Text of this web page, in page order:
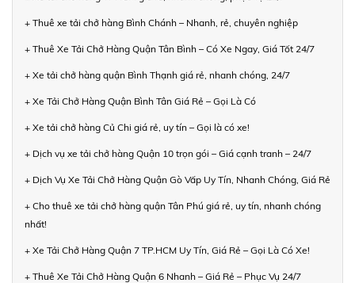
+ Thuê xe tải chở hàng Bình Chánh – Nhanh, rẻ, chuyên nghiệp
+ Thuê Xe Tải Chở Hàng Quận Tân Bình – Có Xe Ngay, Giá Tốt 24/7
+ Xe tải chở hàng quận Bình Thạnh giá rẻ, nhanh chóng, 24/7
+ Xe Tải Chở Hàng Quận Bình Tân Giá Rẻ – Gọi Là Có
+ Xe tải chở hàng Củ Chi giá rẻ, uy tín – Gọi là có xe!
+ Dịch vụ xe tải chở hàng Quận 10 trọn gói – Giá cạnh tranh – 24/7
+ Dịch Vụ Xe Tải Chở Hàng Quận Gò Vấp Uy Tín, Nhanh Chóng, Giá Rẻ
+ Cho thuê xe tải chở hàng quận Tân Phú giá rẻ, uy tín, nhanh chóng
nhất!
+ Xe Tải Chở Hàng Quận 7 TP.HCM Uy Tín, Giá Rẻ – Gọi Là Có Xe!
+ Thuê Xe Tải Chở Hàng Quận 6 Nhanh – Giá Rẻ – Phục Vụ 24/7